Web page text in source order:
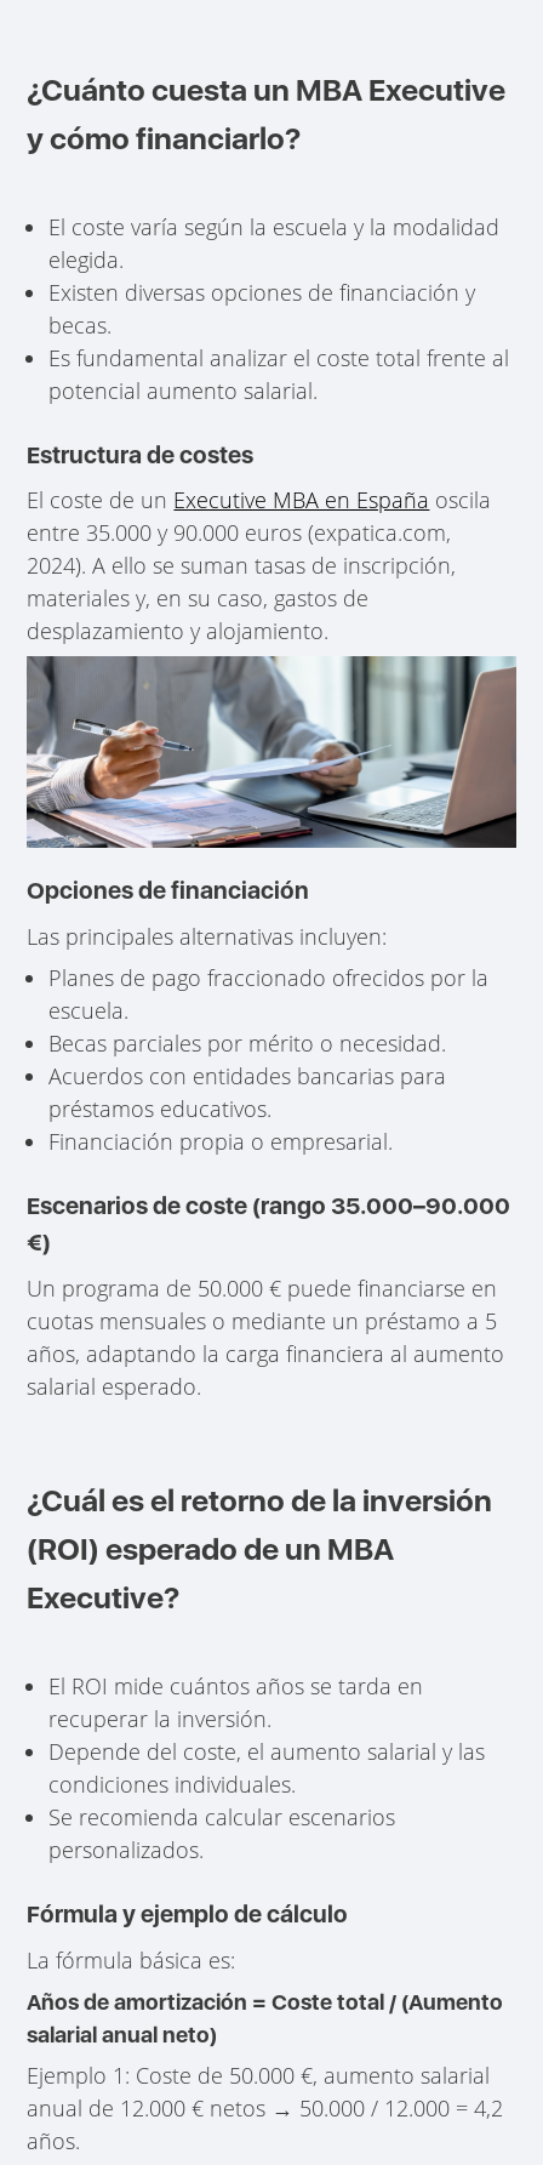
¿Cuánto cuesta un MBA Executive
y cómo financiarlo?
El coste varía según la escuela y la modalidad
elegida.
Existen diversas opciones de financiación y
becas.
Es fundamental analizar el coste total frente al
potencial aumento salarial.
Estructura de costes
El coste de un Executive MBA en España oscila
entre 35.000 y 90.000 euros (expatica.com,
2024). A ello se suman tasas de inscripción,
materiales y, en su caso, gastos de
desplazamiento y alojamiento.
Opciones de financiación
Las principales alternativas incluyen:
Planes de pago fraccionado ofrecidos por la
escuela.
Becas parciales por mérito o necesidad.
Acuerdos con entidades bancarias para
préstamos educativos.
Financiación propia o empresarial.
Escenarios de coste (rango 35.000–90.000
€)
Un programa de 50.000 € puede financiarse en
cuotas mensuales o mediante un préstamo a 5
años, adaptando la carga financiera al aumento
salarial esperado.
¿Cuál es el retorno de la inversión
(ROI) esperado de un MBA
Executive?
El ROI mide cuántos años se tarda en
recuperar la inversión.
Depende del coste, el aumento salarial y las
condiciones individuales.
Se recomienda calcular escenarios
personalizados.
Fórmula y ejemplo de cálculo
La fórmula básica es:
Años de amortización = Coste total / (Aumento
salarial anual neto)
Ejemplo 1: Coste de 50.000 €, aumento salarial
anual de 12.000 € netos → 50.000 / 12.000 = 4,2
años.